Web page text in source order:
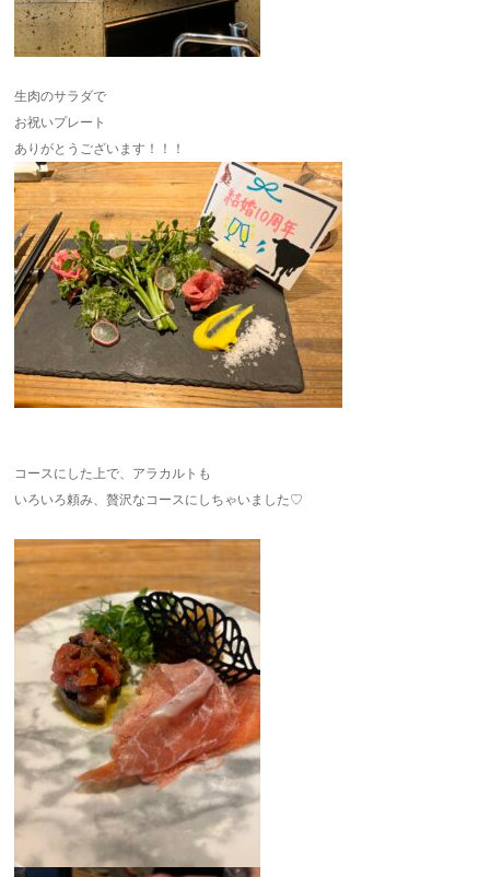
生肉のサラダで
お祝いプレート
ありがとうございます！！！
コースにした上で、アラカルトも
いろいろ頼み、贅沢なコースにしちゃいました♡